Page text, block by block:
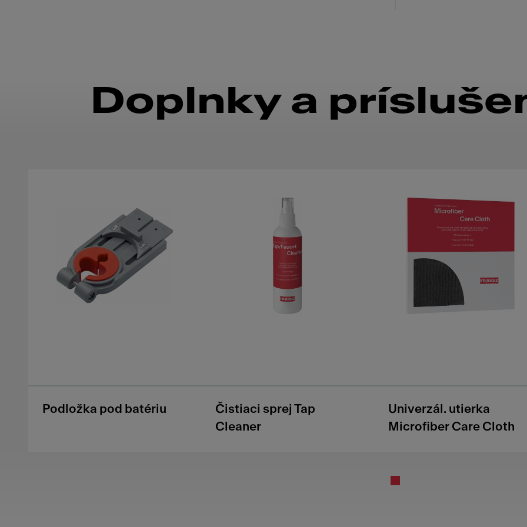
Doplnky a
Podložka pod batériu
Čistiaci sprej Tap
Cleaner
Univerzál. utierka
Microfiber Care Cloth